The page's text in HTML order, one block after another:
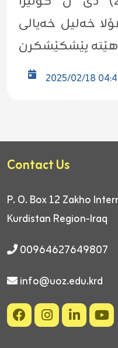
خەلیل خەیالی
2025/02/18
Contact Us
P. O. Box 12 Zakho
Kurdistan Region-Iraq
00964627649807
info@uoz.edu.krd